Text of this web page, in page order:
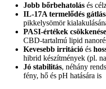
Jobb bőrbehatolás és
IL-17A termelődés
pikkelysömör
PASI-értékek csökkenése
CBD-tartalmú lipid
Kevesebb irritáció és
hibrid készítmények (pl.
Jó stabilitás, néhány
fény, hő és pH hatására is